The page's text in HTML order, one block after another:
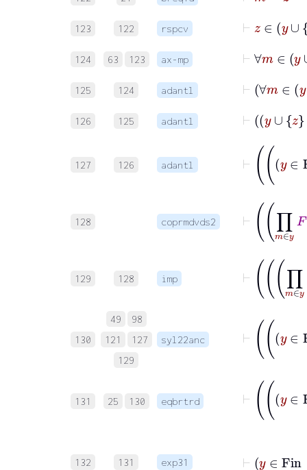
123 122 rspcv
124 63 123 ax-mp
125 124 adantl
126 125 adantl
127 126 adantl
128 coprmdvds2
129 128 imp
130
49
98
121
127
129
syl22anc
131 25 130 eqbrtrd
132 131 exp31